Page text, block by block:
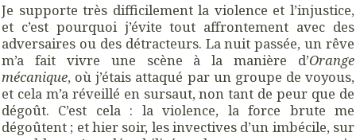
Je supporte très difficilement la violence et l’injustice,
et c’est pourquoi j’évite tout affrontement avec des
adversaires ou des détracteurs. La nuit passée, un rêve
m’a fait vivre une scène à la manière d’Orange
mécanique, où j’étais attaqué par un groupe de voyous,
et cela m’a réveillé en sursaut, non tant de peur que de
dégoût. C’est cela : la violence, la force brute me
dégoûtent ; et hier soir, les invectives d’un imbécile, sur